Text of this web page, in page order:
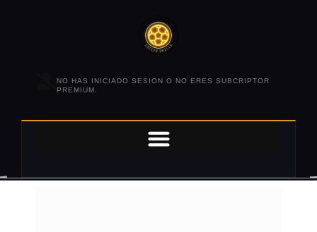
NO HAS INICIADO SESION O NO ERES SUBCRIPTOR
PREMIUM.